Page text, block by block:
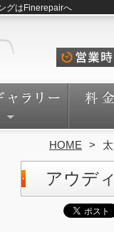
グはFinerepairへ
HOME
アウデ